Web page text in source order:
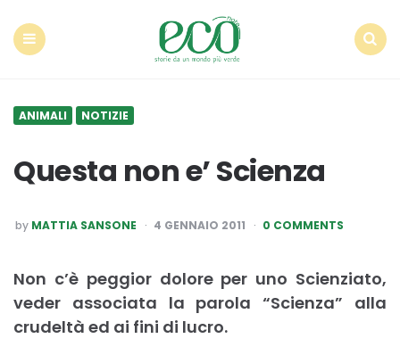
ANIMALI NOTIZIE
Questa non e’ Scienza
POSTED
BY
by MATTIA SANSONE 4 GENNAIO 2011 0 COMMENTS
Non c’è peggior dolore per uno Scienziato,
veder associata la parola “Scienza” alla
crudeltà ed ai fini di lucro.